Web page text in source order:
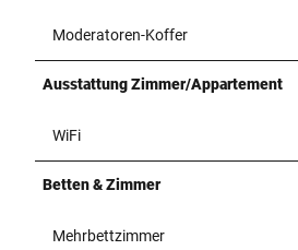
Moderatoren-Koffer
Ausstattung Zimmer/Appartement
WiFi
Betten & Zimmer
Mehrbettzimmer